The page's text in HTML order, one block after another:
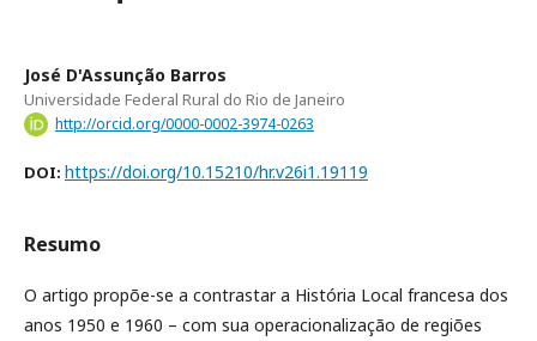
José D'Assunção Barros
Universidade Federal Rural do Rio de Janeiro
http://orcid.org/0000-0002-3974-0263
DOI: https://doi.org/10.15210/hr.v26i1.19119
Resumo
O artigo propõe-se a contrastar a História Local francesa dos
anos 1950 e 1960 – com sua operacionalização de regiões